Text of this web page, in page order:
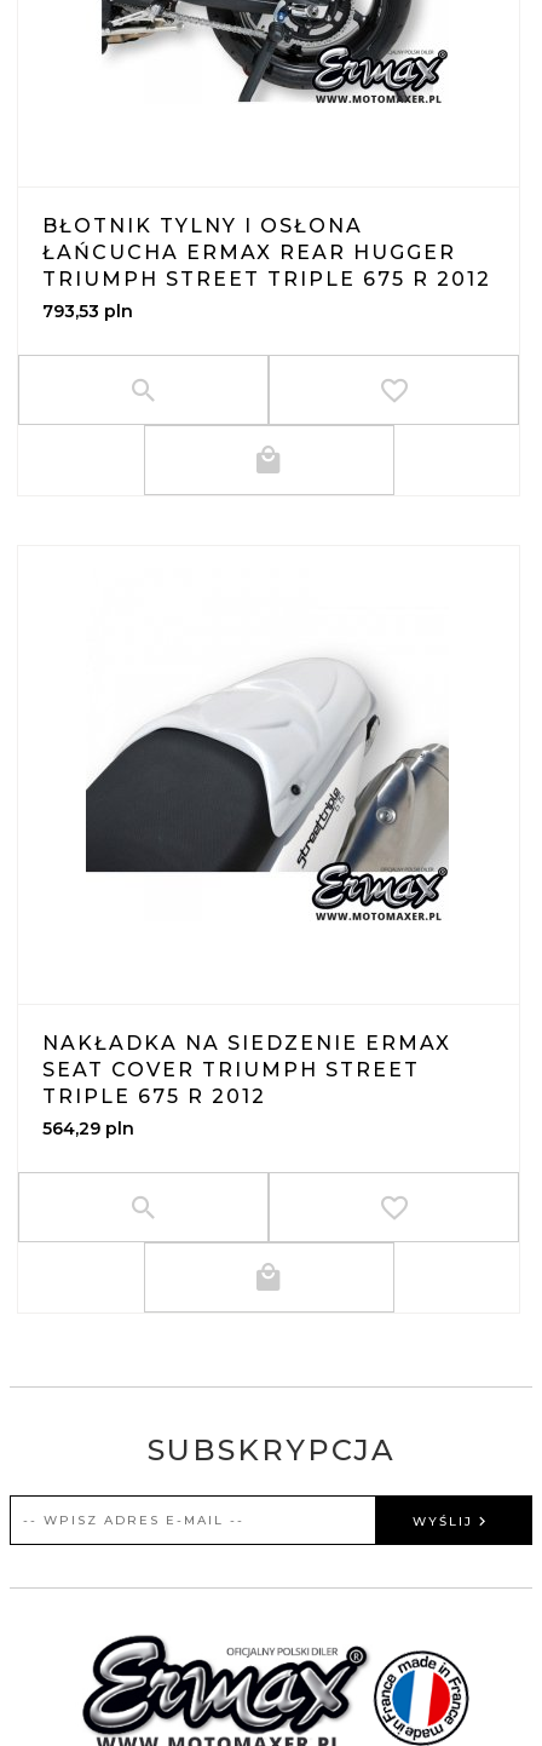
BŁOTNIK TYLNY I OSŁONA
ŁAŃCUCHA ERMAX REAR HUGGER
TRIUMPH STREET TRIPLE 675 R 2012
793,53 pln
NAKŁADKA NA SIEDZENIE ERMAX
SEAT COVER TRIUMPH STREET
TRIPLE 675 R 2012
564,29 pln
SUBSKRYPCJA
WYŚLIJ